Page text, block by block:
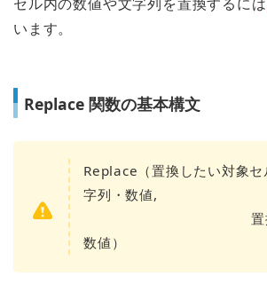
います。
Replace 関数の基本構文
Replace（置換したい対象セ
字列・数値,
置換後の文
数値）